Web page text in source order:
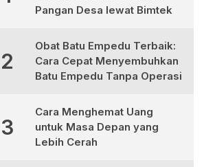
Pangan Desa lewat Bimtek
2
Obat Batu Empedu Terbaik:
Cara Cepat Menyembuhkan
Batu Empedu Tanpa Operasi
3
Cara Menghemat Uang
untuk Masa Depan yang
Lebih Cerah